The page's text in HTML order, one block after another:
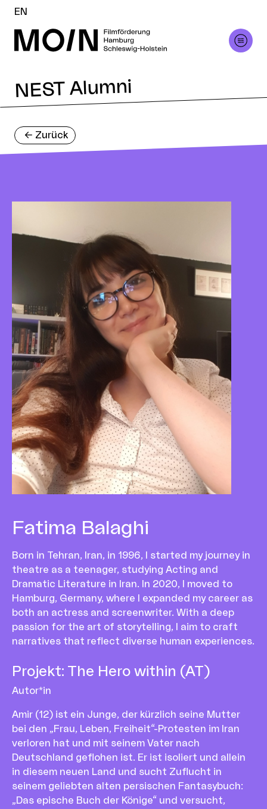
EN
NEST Alumni
<- Zurück
Fatima Balaghi
Born in Tehran, Iran, in 1996, I started my journey in
theatre as a teenager, studying Acting and
Dramatic Literature in Iran. In 2020, I moved to
Hamburg, Germany, where I expanded my career as
both an actress and screenwriter. With a deep
passion for the art of storytelling, I aim to craft
narratives that reflect diverse human experiences.
Projekt: The Hero within (AT)
Autor*in
Amir (12) ist ein Junge, der kürzlich seine Mutter
bei den „Frau, Leben, Freiheit“-Protesten im Iran
verloren hat und mit seinem Vater nach
Deutschland geflohen ist. Er ist isoliert und allein
in diesem neuen Land und sucht Zuflucht in
seinem geliebten alten persischen Fantasybuch:
„Das epische Buch der Könige“ und versucht,